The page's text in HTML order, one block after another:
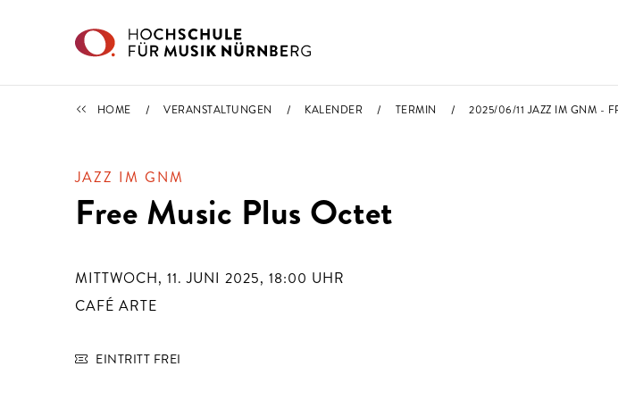
TERMINE
HOME VERANSTALTUNGEN KALENDER TERMIN 2025/06/11 JAZZ IM GNM -
JAZZ IM GNM
Free Music Plus Octet
MITTWOCH, 11. JUNI 2025, 18:00 UHR
CAFÉ ARTE
EINTRITT FREI